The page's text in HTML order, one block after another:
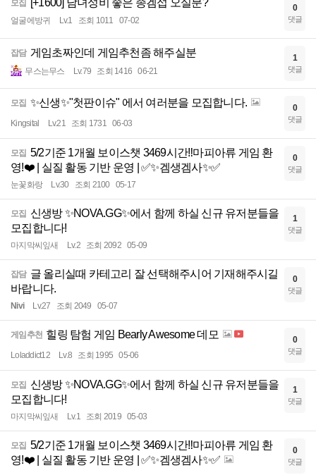
모집 [+1600] 남녀성비 좋은 종겜섭 오실분?
얼굴에방귀 Lv.1 조회 1011 07-02
0
댓글
잡담 게임초짜인데 게임추천좀 해주실분
무스는무스 Lv.79 조회 1416 06-21
1
댓글
모집 ✨신생✨"첫판이슈" 에서 여러분을 모집합니다.
Kingsital Lv.21 조회 1731 06-03
0
댓글
모집 5/2기준 1개월 보이스챗 3469시간‼️마피아류 게임 환
영!❤️ | 실질 활동 기반 운영 | ✅✨겜생겜사✨✅
눈꽃화랑 Lv.30 조회 2100 05-17
0
댓글
모집 신생방 ✨NOVA.GG✨에서 함께 하실 신규 유저분들을
모집합니다!
마지막씨잎새 Lv.2 조회 2092 05-09
1
댓글
잡담 글 올리실때 카테고리 잘 선택해주시어 기재해주시길
바랍니다.
Nivi Lv.27 조회 2049 05-07
0
댓글
게임추천 힐링 탐험 게임 Bearly Awesome 데모
Loladdict12 Lv.8 조회 1995 05-06
0
댓글
모집 신생방 ✨NOVA.GG✨에서 함께 하실 신규 유저분들을
모집합니다!
마지막씨잎새 Lv.1 조회 2019 05-03
1
댓글
모집 5/2기준 1개월 보이스챗 3469시간‼️마피아류 게임 환
영!❤️ | 실질 활동 기반 운영 | ✅✨겜생겜사✨✅
0
댓글